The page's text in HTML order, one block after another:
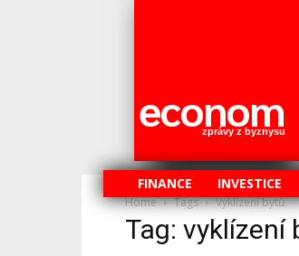
econom
zprávy z byznysu
FINANCE INVESTICE
Home Tags Vyklízení bytů
Tag: vyklízení